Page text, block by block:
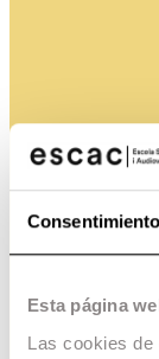
Consentimiento
Esta página
Las cookies